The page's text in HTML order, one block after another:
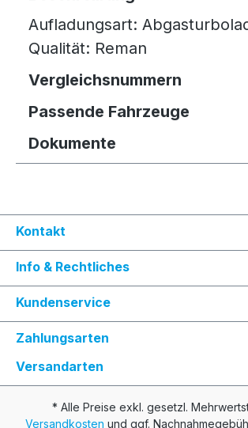
Aufladungsart:
Qualität: Reman
Vergleichsnummern
Passende Fahrzeuge
Dokumente
Kontakt
Info & Rechtliches
Kundenservice
Zahlungsarten
Versandarten
* Alle Preise exkl. gesetzl.
Versandkosten und ggf.